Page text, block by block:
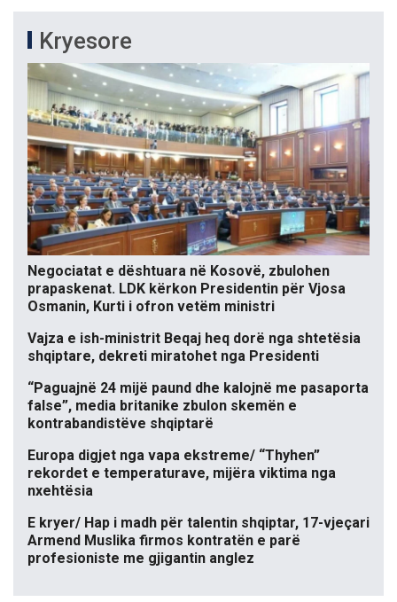
Kryesore
Negociatat e dështuara në Kosovë, zbulohen
prapaskenat. LDK kërkon Presidentin për Vjosa
Osmanin, Kurti i ofron vetëm ministri
Vajza e ish-ministrit Beqaj heq dorë nga shtetësia
shqiptare, dekreti miratohet nga Presidenti
“Paguajnë 24 mijë paund dhe kalojnë me pasaporta
false”, media britanike zbulon skemën e
kontrabandistëve shqiptarë
Europa digjet nga vapa ekstreme/ “Thyhen”
rekordet e temperaturave, mijëra viktima nga
nxehtësia
E kryer/ Hap i madh për talentin shqiptar, 17-vjeçari
Armend Muslika firmos kontratën e parë
profesioniste me gjigantin anglez